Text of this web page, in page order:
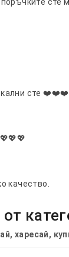
сте ❤️❤️❤️
качество.
харесай,